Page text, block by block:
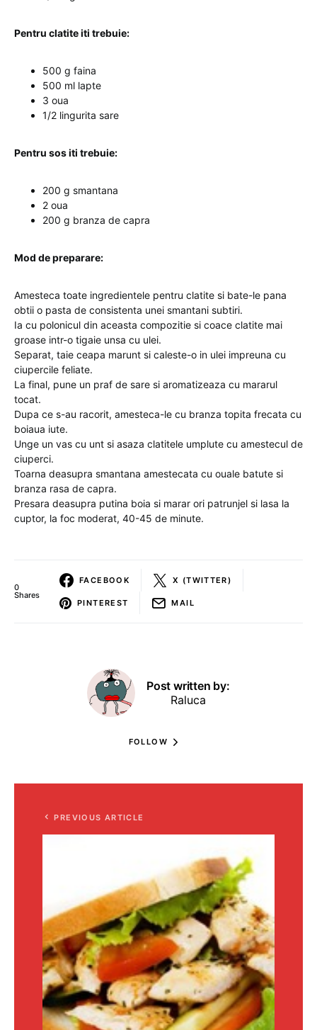
Pentru clatite iti trebuie:
500 g faina
500 ml lapte
3 oua
1/2 lingurita sare
Pentru sos iti trebuie:
200 g smantana
2 oua
200 g branza de capra
Mod de preparare:
Amesteca toate ingredientele pentru clatite si bate-le pana
obtii o pasta de consistenta unei smantani subtiri.
Ia cu polonicul din aceasta compozitie si coace clatite mai
groase intr-o tigaie unsa cu ulei.
Separat, taie ceapa marunt si caleste-o in ulei impreuna cu
ciupercile feliate.
La final, pune un praf de sare si aromatizeaza cu mararul
tocat.
Dupa ce s-au racorit, amesteca-le cu branza topita frecata cu
boiaua iute.
Unge un vas cu unt si asaza clatitele umplute cu amestecul de
ciuperci.
Toarna deasupra smantana amestecata cu ouale batute si
branza rasa de capra.
Presara deasupra putina boia si marar ori patrunjel si lasa la
cuptor, la foc moderat, 40-45 de minute.
0
Shares
FACEBOOK X (TWITTER)
PINTEREST MAIL
Post written by:
Raluca
FOLLOW
PREVIOUS ARTICLE